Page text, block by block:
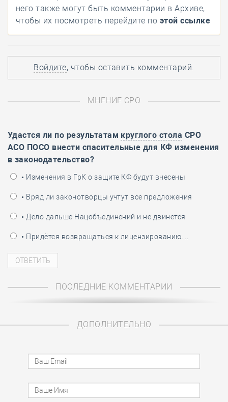
него также могут быть комментарии в Архиве,
чтобы их посмотреть перейдите по этой ссылке
Войдите, чтобы оставить комментарий.
МНЕНИЕ СРО
Удастся ли по результатам круглого стола СРО
АСО ПОСО внести спасительные для КФ изменения
в законодательство?
• Изменения в ГрК о защите КФ будут внесены
• Вряд ли законотворцы учтут все предложения
• Дело дальше Нацобъединений и не двинется
• Придётся возвращаться к лицензированию…
ПОСЛЕДНИЕ КОММЕНТАРИИ
ДОПОЛНИТЕЛЬНО